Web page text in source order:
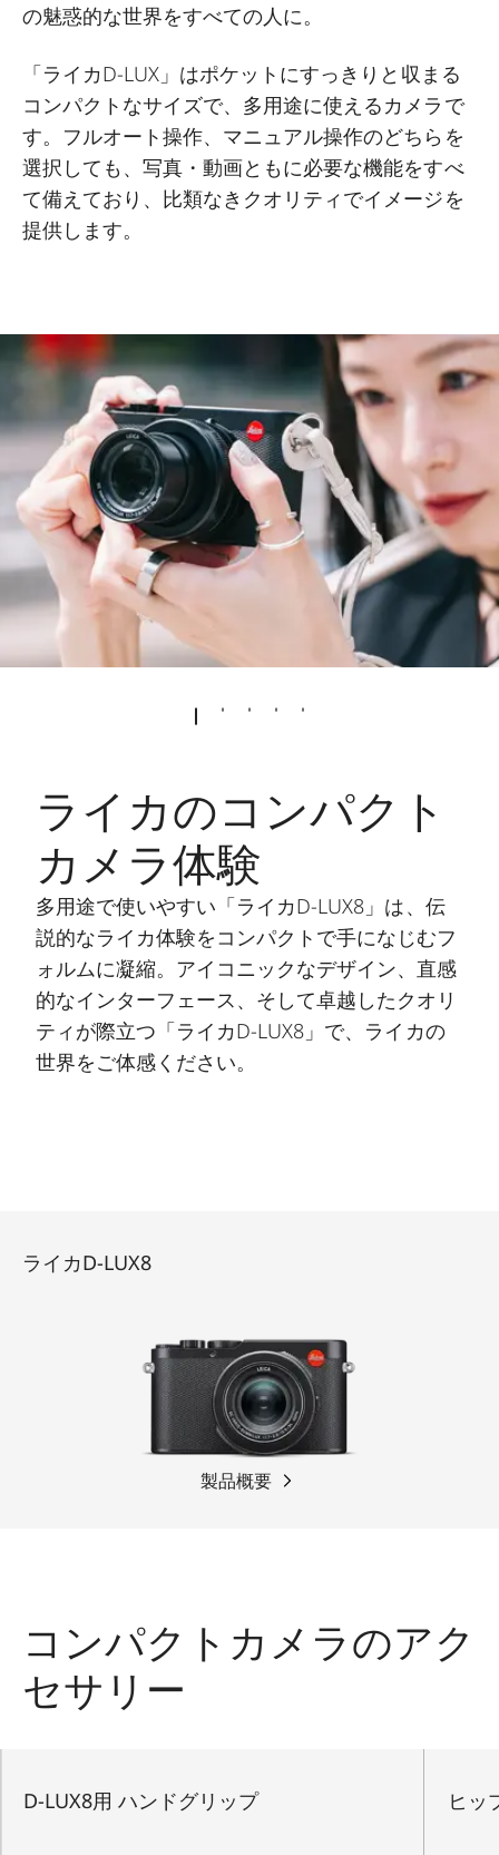
の魅惑的な世界をすべての人に。
「ライカD-LUX」はポケットにすっきりと収まる
コンパクトなサイズで、多用途に使えるカメラで
す。フルオート操作、マニュアル操作のどちらを
選択しても、写真・動画ともに必要な機能をすべ
て備えており、比類なきクオリティでイメージを
提供します。
ライカのコンパクト
カメラ体験
多用途で使いやすい「ライカD-LUX8」は、伝
説的なライカ体験をコンパクトで手になじむフ
ォルムに凝縮。アイコニックなデザイン、直感
的なインターフェース、そして卓越したクオリ
ティが際立つ「ライカD-LUX8」で、ライカの
世界をご体感ください。
ライカD-LUX8
製品概要
コンパクトカメラのアク
セサリー
D-LUX8用 ハンドグリップ ヒッ